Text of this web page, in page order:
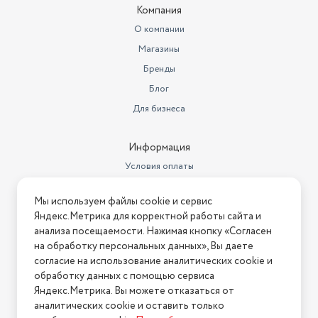
это будущее горячего водоснабжения.
Максимальная мощность (кВт)
20
1/2"
10
0.35
Ширина товара в упаковке, в
метрах
0.16
Высота товара в упаковке, в
метрах
0.6
Объем товара в упаковке, в
литрах
33.6
Модель
Eco G-20
Компания
О компании
Магазины
Бренды
Блог
Для бизнеса
Информация
Условия оплаты
Условия возврата
Нашли ошибку на сайте? Напишите нам
2026 © Интернет-магазин "АстМаркет". У нас есть всё!
Политика конфиденциальности
Мы используем файлы cookie и сервис
Яндекс.Метрика для корректной работы сайта и
анализа посещаемости. Нажимая кнопку «Согласен
на обработку персональных данных», Вы даете
согласие на использование аналитических cookie и
обработку данных с помощью сервиса
Яндекс.Метрика. Вы можете отказаться от
аналитических cookie и оставить только